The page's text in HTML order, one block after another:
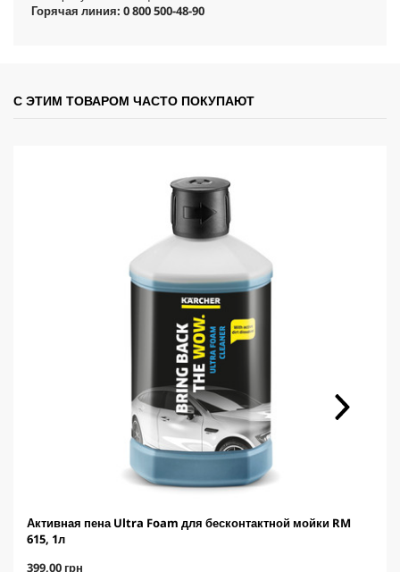
Горячая линия: 0 800 500-48-90
С ЭТИМ ТОВАРОМ ЧАСТО ПОКУПАЮТ
Активная пена Ultra Foam для бесконтактной мойки RM
615, 1л
C
399,00 грн